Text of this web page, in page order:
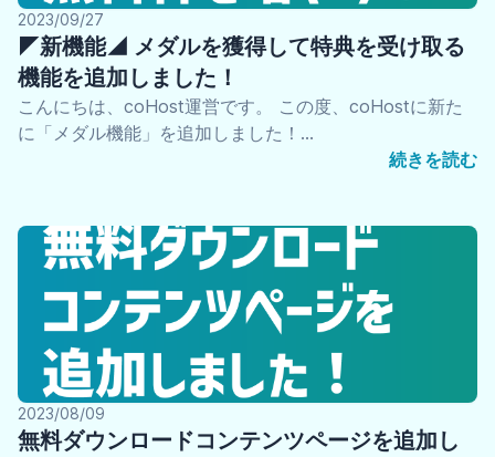
2023/09/27
◤新機能◢ メダルを獲得して特典を受け取る
機能を追加しました！
こんにちは、coHost運営です。 この度、coHostに新た
に「メダル機能」を追加しました！…
続きを読む
2023/08/09
無料ダウンロードコンテンツページを追加し